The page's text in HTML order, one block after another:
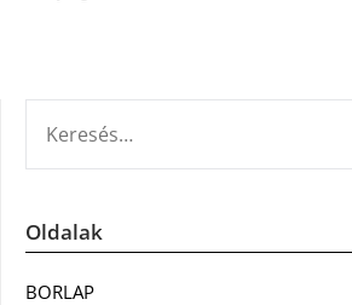
Oldalak
BORLAP